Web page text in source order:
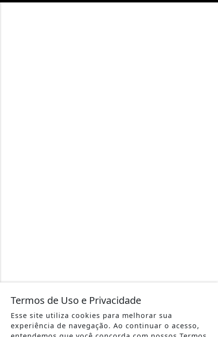
Termos de Uso e Privacidade
Esse site utiliza cookies para melhorar sua
experiência de navegação. Ao continuar o acesso,